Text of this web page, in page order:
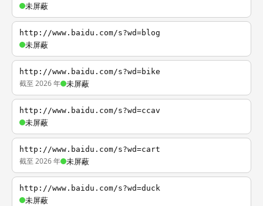
未屏蔽
http://www.baidu.com/s?wd=blog
未屏蔽
http://www.baidu.com/s?wd=bike
截至 2026 年 未屏蔽
http://www.baidu.com/s?wd=ccav
未屏蔽
http://www.baidu.com/s?wd=cart
截至 2026 年 未屏蔽
http://www.baidu.com/s?wd=duck
未屏蔽